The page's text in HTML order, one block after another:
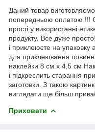
Даний товар виготовляємо
попередньою оплатою !!!
прості у використанні
продукту. Все дуже
і приклеюєте на
для приклеювання
наклейки 8 см х 4,5 см
і підкреслить старання
заготовки. З такою
виглядати ще більш
Приховати